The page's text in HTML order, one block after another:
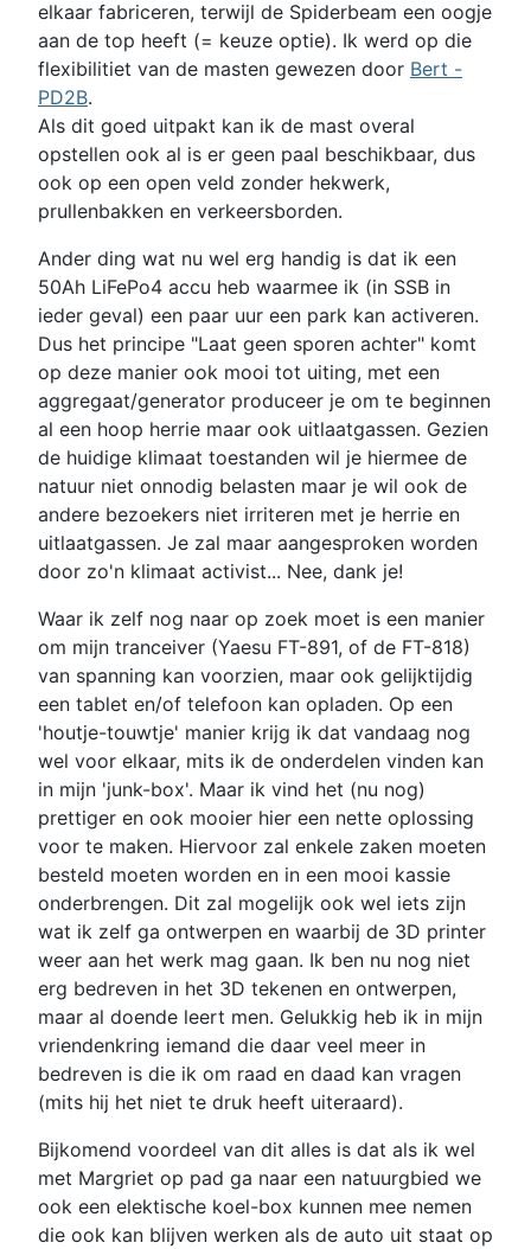
elkaar fabriceren, terwijl de Spiderbeam een oogje
aan de top heeft (= keuze optie). Ik werd op die
flexibilitiet van de masten gewezen door Bert -
PD2B.
Als dit goed uitpakt kan ik de mast overal
opstellen ook al is er geen paal beschikbaar, dus
ook op een open veld zonder hekwerk,
prullenbakken en verkeersborden.
Ander ding wat nu wel erg handig is dat ik een
50Ah LiFePo4 accu heb waarmee ik (in SSB in
ieder geval) een paar uur een park kan activeren.
Dus het principe "Laat geen sporen achter" komt
op deze manier ook mooi tot uiting, met een
aggregaat/generator produceer je om te beginnen
al een hoop herrie maar ook uitlaatgassen. Gezien
de huidige klimaat toestanden wil je hiermee de
natuur niet onnodig belasten maar je wil ook de
andere bezoekers niet irriteren met je herrie en
uitlaatgassen. Je zal maar aangesproken worden
door zo'n klimaat activist... Nee, dank je!
Waar ik zelf nog naar op zoek moet is een manier
om mijn tranceiver (Yaesu FT-891, of de FT-818)
van spanning kan voorzien, maar ook gelijktijdig
een tablet en/of telefoon kan opladen. Op een
'houtje-touwtje' manier krijg ik dat vandaag nog
wel voor elkaar, mits ik de onderdelen vinden kan
in mijn 'junk-box'. Maar ik vind het (nu nog)
prettiger en ook mooier hier een nette oplossing
voor te maken. Hiervoor zal enkele zaken moeten
besteld moeten worden en in een mooi kassie
onderbrengen. Dit zal mogelijk ook wel iets zijn
wat ik zelf ga ontwerpen en waarbij de 3D printer
weer aan het werk mag gaan. Ik ben nu nog niet
erg bedreven in het 3D tekenen en ontwerpen,
maar al doende leert men. Gelukkig heb ik in mijn
vriendenkring iemand die daar veel meer in
bedreven is die ik om raad en daad kan vragen
(mits hij het niet te druk heeft uiteraard).
Bijkomend voordeel van dit alles is dat als ik wel
met Margriet op pad ga naar een natuurgbied we
ook een elektische koel-box kunnen mee nemen
die ook kan blijven werken als de auto uit staat op